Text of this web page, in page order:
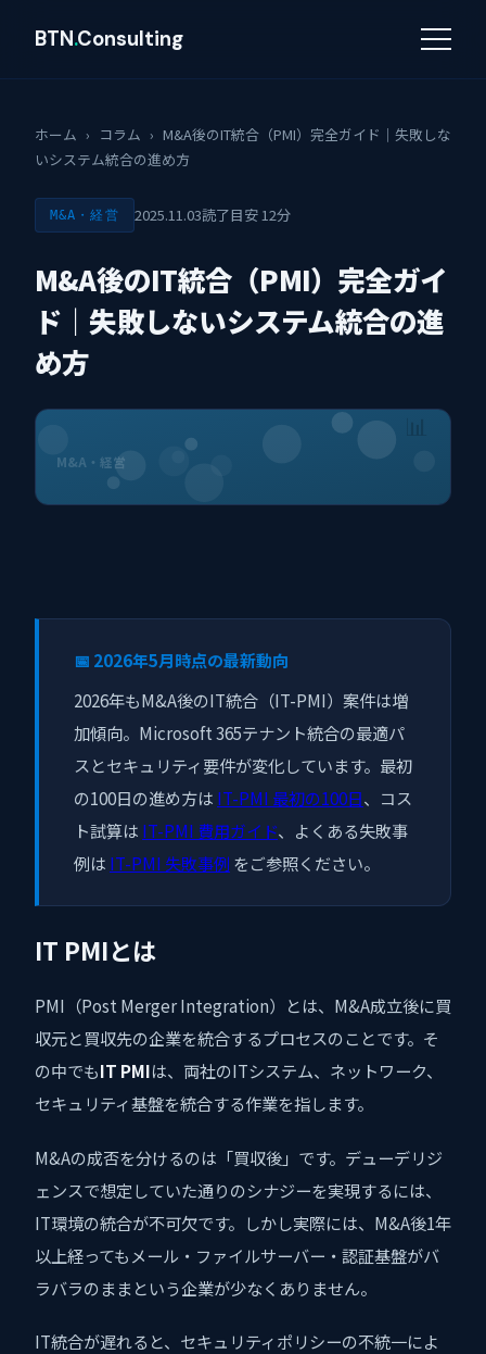
BTN.Consulting
ホーム › コラム › M&A後のIT統合（PMI）完全ガイド｜失敗しな
いシステム統合の進め方
M&A・経営 2025.11.03読了目安 12分
M&A後のIT統合（PMI）完全ガイ
ド｜失敗しないシステム統合の進
め方
M&A・経営
📊
📅 2026年5月時点の最新動向
2026年もM&A後のIT統合（IT-PMI）案件は増
加傾向。Microsoft 365テナント統合の最適パ
スとセキュリティ要件が変化しています。最初
の100日の進め方は IT-PMI 最初の100日、コス
ト試算は IT-PMI 費用ガイド、よくある失敗事
例は IT-PMI 失敗事例 をご参照ください。
IT PMIとは
PMI（Post Merger Integration）とは、M&A成立後に買
収元と買収先の企業を統合するプロセスのことです。そ
の中でもIT PMIは、両社のITシステム、ネットワーク、
セキュリティ基盤を統合する作業を指します。
M&Aの成否を分けるのは「買収後」です。デューデリジ
ェンスで想定していた通りのシナジーを実現するには、
IT環境の統合が不可欠です。しかし実際には、M&A後1年
以上経ってもメール・ファイルサーバー・認証基盤がバ
ラバラのままという企業が少なくありません。
IT統合が遅れると、セキュリティポリシーの不統一によ